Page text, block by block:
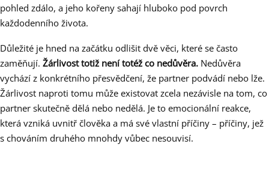
pohled zdálo, a jeho kořeny sahají hluboko pod povrch
každodenního života.
Důležité je hned na začátku odlišit dvě věci, které se často
zaměňují. Žárlivost totiž není totéž co nedůvěra. Nedůvěra
vychází z konkrétního přesvědčení, že partner podvádí nebo lže.
Žárlivost naproti tomu může existovat zcela nezávisle na tom, co
partner skutečně dělá nebo nedělá. Je to emocionální reakce,
která vzniká uvnitř člověka a má své vlastní příčiny – příčiny, jež
s chováním druhého mnohdy vůbec nesouvisí.